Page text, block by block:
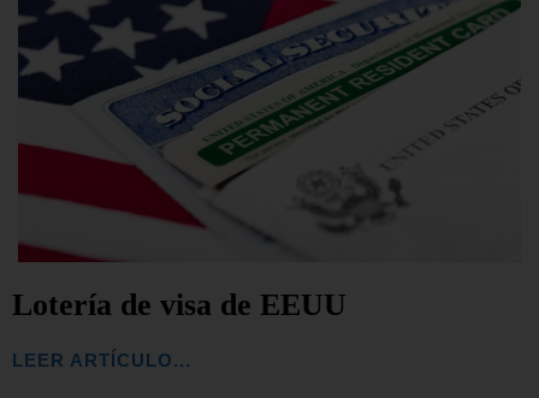
Lotería de visa de EEUU
LEER ARTÍCULO...